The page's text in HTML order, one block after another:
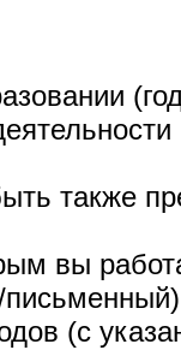
также
вы
(с